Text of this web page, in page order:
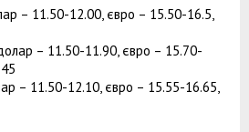
– 11.50-12.00, євро – 15.50-16.5,
– 11.50-11.90, євро – 15.70-
– 11.50-12.10, євро – 15.55-16.65,